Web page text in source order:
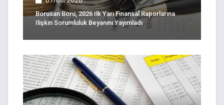
Borusan Boru, 2026 Ilk Yarı Finansal Raporlarına
Ilişkin Sorumluluk Beyanını Yayımladı